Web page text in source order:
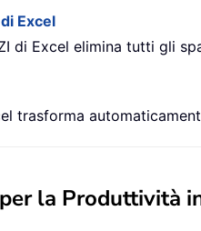
Excel
di Excel elimina tutti gli
trasforma
la Produttività